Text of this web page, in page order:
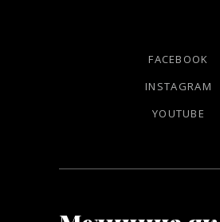
FACEBOOK
INSTAGRAM
YOUTUBE